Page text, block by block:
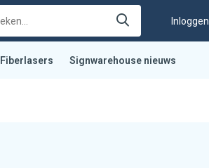
Inloggen
Fiberlasers Signwarehouse nieuws